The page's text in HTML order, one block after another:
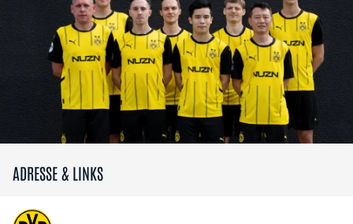
ADRESSE & LINKS